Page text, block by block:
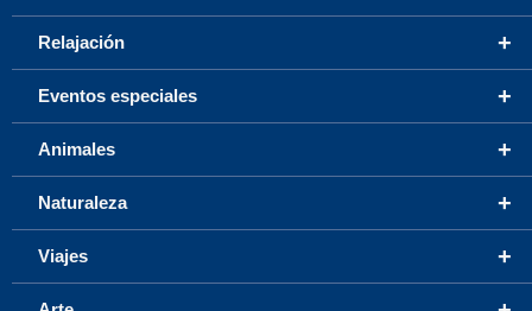
+
Relajación
+
Eventos especiales
+
Animales
+
Naturaleza
+
Viajes